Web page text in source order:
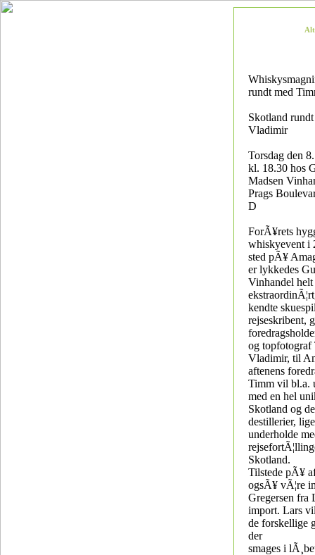
rundt med
Skotland
Vladimir
Torsdag den
kl. 18.30 hos
Madsen
Prags
D
ForÃ¥rets
whiskyevent i
sted pÃ¥
er lykkedes
Vinhandel helt
kendte
rejseskribent,
og topfotograf
Vladimir, til
aftenens
Timm vil bl.a.
med en hel
Skotland og
destillerier,
underholde
Skotland.
Tilstede pÃ¥
ogsÃ¥ vÃ¦re
Gregersen fra
import. Lars
de forskellige
der
smages i